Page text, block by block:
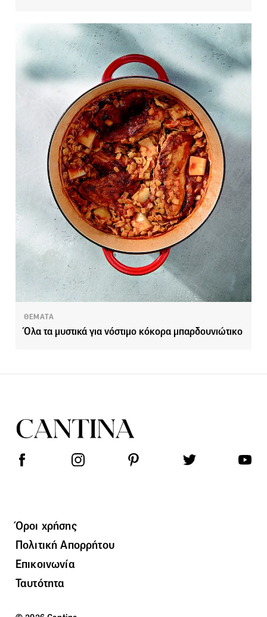
ΘΕΜΑΤΑ
Όλα τα μυστικά για νόστιμο κόκορα μπαρδουνιώτικο
Όροι χρήσης
Πολιτική Απορρήτου
Επικοινωνία
Ταυτότητα